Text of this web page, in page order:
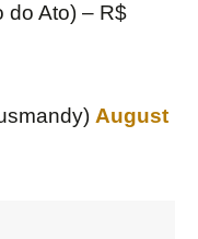
do Ato) – R$
August